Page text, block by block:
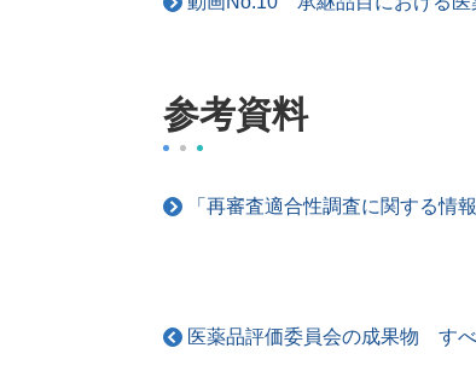
参考資料
「再審査適合性調査に関する情
医薬品評価委員会の成果物 す